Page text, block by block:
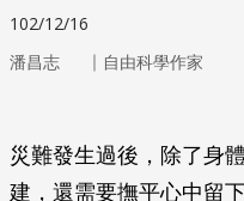
102/12/16
潘昌志 ｜ 自由科學作家
災難發生過後，除了身
建，還需要撫平心中留